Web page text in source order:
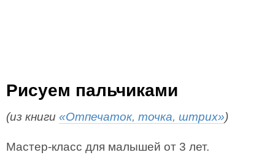
Рисуем пальчиками
(из книги «Отпечаток, точка, штрих»)
Мастер-класс для малышей от 3 лет.